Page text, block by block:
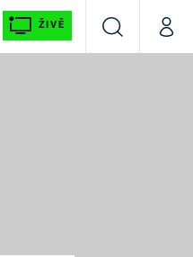
ŽIVĚ
VyhledáváníMůj